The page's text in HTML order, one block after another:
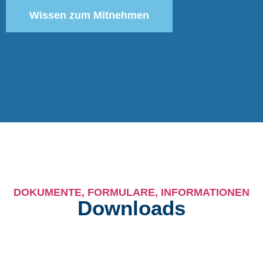
Wissen zum Mitnehmen
DOKUMENTE, FORMULARE, INFORMATIONEN
Downloads